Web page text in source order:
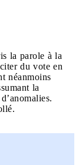
la parole à la
du vote en
néanmoins
la